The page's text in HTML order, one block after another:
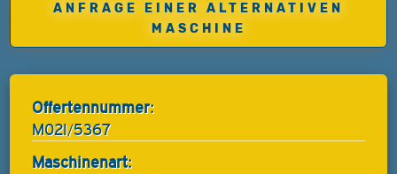
ANFRAGE EINER ALTERNATIVEN
MASCHINE
Offertennummer:
M02I/5367
Maschinenart: